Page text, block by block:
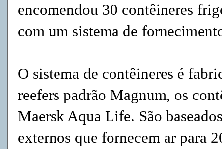
encomendou 30 contêineres
com um sistema de
O sistema de contêineres é
reefers padrão Magnum, os
Maersk Aqua Life. São
externos que fornecem ar para